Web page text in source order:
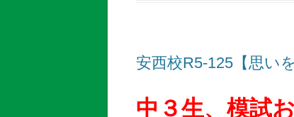
安西校R5-125【思い
中３生、模試